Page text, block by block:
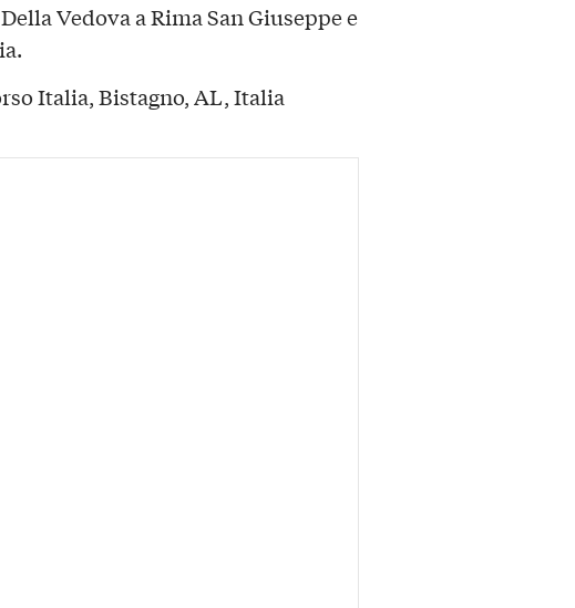
Vedova a Rima San Giuseppe e
Italia, Bistagno, AL, Italia